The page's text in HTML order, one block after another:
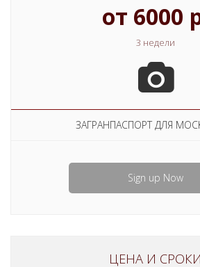
от 6000
3 недели
ЗАГРАНПАСПОРТ ДЛЯ
Sign up Now
ЦЕНА И СРОКИ